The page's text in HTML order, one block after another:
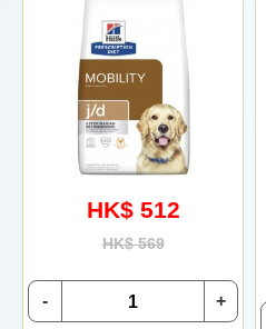
HK$ 512
HK$ 569
+
-